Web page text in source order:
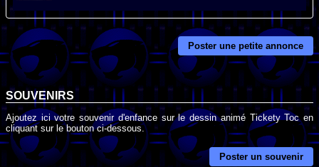
Poster une petite annonce
SOUVENIRS
Ajoutez ici votre souvenir d'enfance sur le dessin animé Tickety Toc en
cliquant sur le bouton ci-dessous.
Poster un souvenir